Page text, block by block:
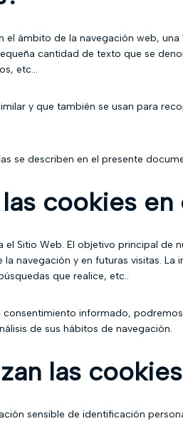
el ámbito de la navegación web,
cantidad de texto que se
etc...
y que también se usan para
se describen en el presente
cookies en
Sitio Web. El objetivo principal de
navegación y en futuras visitas.
que realice, etc..
informado,
de sus hábitos de navegación.
las
sensible de identificación